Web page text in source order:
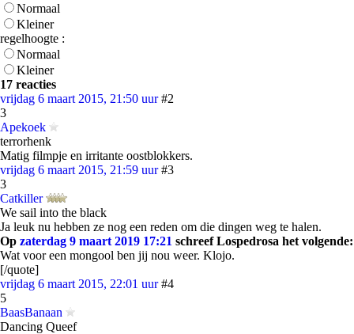
Normaal
Kleiner
regelhoogte :
Normaal
Kleiner
17 reacties
vrijdag 6 maart 2015, 21:50 uur #2
3
Apekoek
terrorhenk
Matig filmpje en irritante oostblokkers.
vrijdag 6 maart 2015, 21:59 uur #3
3
Catkiller
We sail into the black
Ja leuk nu hebben ze nog een reden om die dingen weg te halen.
Op zaterdag 9 maart 2019 17:21 schreef Lospedrosa het volgende:
Wat voor een mongool ben jij nou weer. Klojo.
[/quote]
vrijdag 6 maart 2015, 22:01 uur #4
5
BaasBanaan
Dancing Queef